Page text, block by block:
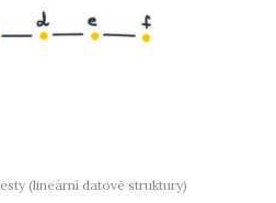
(lineární datové struktury)